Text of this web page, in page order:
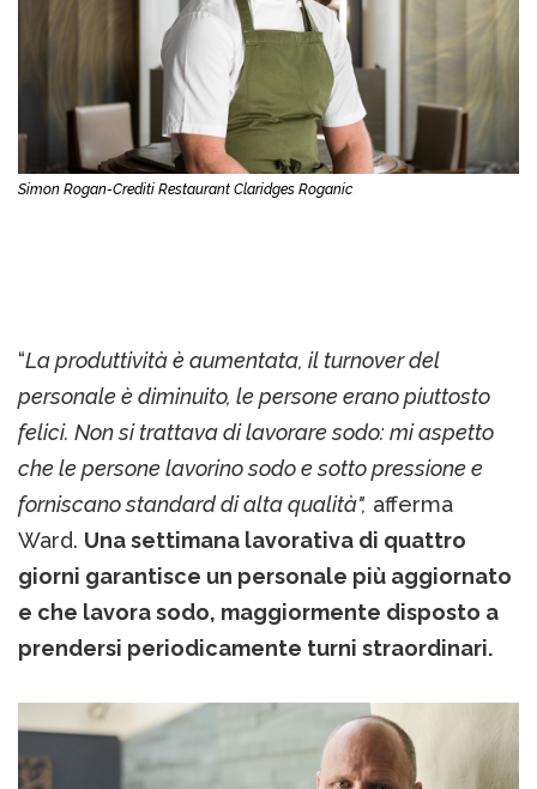
Simon Rogan-Crediti Restaurant Claridges Roganic
“La produttività è aumentata, il turnover del
personale è diminuito, le persone erano piuttosto
felici. Non si trattava di lavorare sodo: mi aspetto
che le persone lavorino sodo e sotto pressione e
forniscano standard di alta qualità", afferma
Ward. Una settimana lavorativa di quattro
giorni garantisce un personale più aggiornato
e che lavora sodo, maggiormente disposto a
prendersi periodicamente turni straordinari.